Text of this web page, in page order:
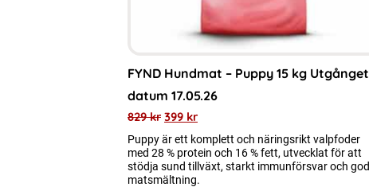
FYND Hundmat – Puppy 15 kg Utgånget
datum 17.05.26
829kr 399 kr
Puppy är ett komplett och näringsrikt valpfoder
med 28 % protein och 16 % fett, utvecklat för att
stödja sund tillväxt, starkt immunförsvar och god
matsmältning.